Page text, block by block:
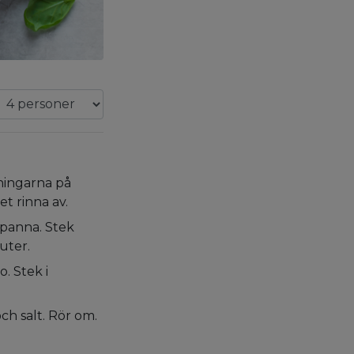
på
rinna av.
Stek
Stek i
salt. Rör om.